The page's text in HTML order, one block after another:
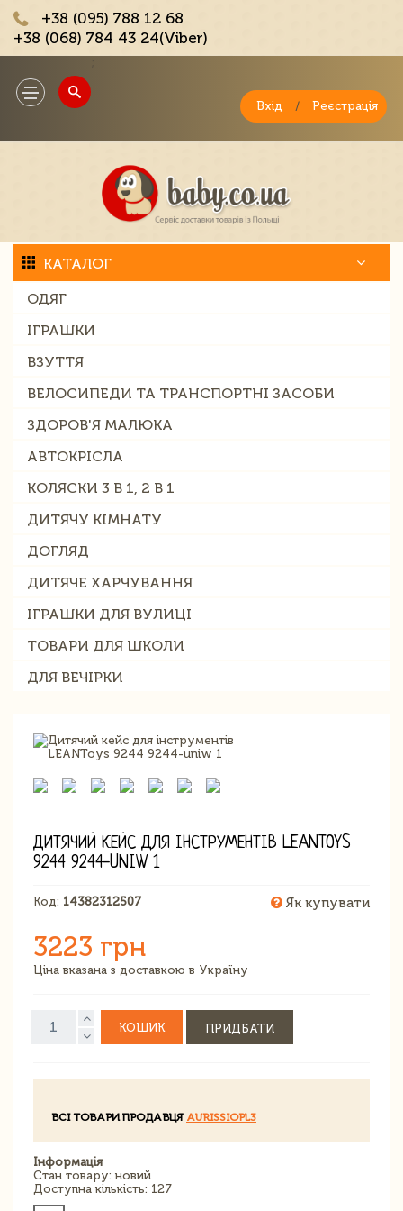
+38 (095) 788 12 68
+38 (068) 784 43 24(Viber)
Toggle
navigation
Вхід / Реєстрація
КАТАЛОГ
ОДЯГ
ІГРАШКИ
ВЗУТТЯ
ВЕЛОСИПЕДИ ТА ТРАНСПОРТНІ ЗАСОБИ
ЗДОРОВ'Я МАЛЮКА
АВТОКРІСЛА
КОЛЯСКИ 3 В 1, 2 В 1
ДИТЯЧУ КІМНАТУ
ДОГЛЯД
ДИТЯЧЕ ХАРЧУВАННЯ
ІГРАШКИ ДЛЯ ВУЛИЦІ
ТОВАРИ ДЛЯ ШКОЛИ
ДЛЯ ВЕЧІРКИ
ДИТЯЧИЙ КЕЙС ДЛЯ ІНСТРУМЕНТІВ LEANTOYS
9244 9244-UNIW 1
Код: 14382312507 Як купувати
3223 грн
Ціна вказана з доставкою в Україну
КОШИК ПРИДБАТИ
ВСІ ТОВАРИ ПРОДАВЦЯ AURISSIOPL3
Інформація
Стан товару: новий
Доступна кількість: 127